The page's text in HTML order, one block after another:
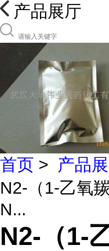
产品展厅
首页 > 产品
N2-（1-乙氧
N...
N2-（1-